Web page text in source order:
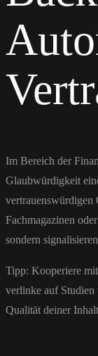
Im Bereich der
Glaubwürdigkeit
vertrauenswürdigen
Fachmagazinen
sondern
Tipp: Kooperiere
verlinke auf Studien
Qualität deiner